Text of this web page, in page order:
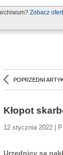
Zobacz
POPRZEDNI
Kłopot
12 stycznia 2022 |
Urzędnicy są